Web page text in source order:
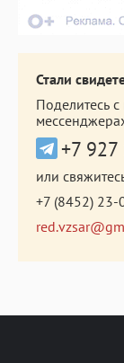
Стали
Поделитесь
+7
или
+7 (8452) 23-